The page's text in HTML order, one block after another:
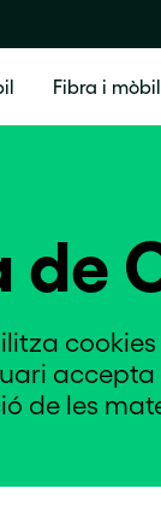
Fibra i mòbil
de
de les